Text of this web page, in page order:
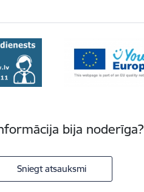
bija noderīga?
Sniegt atsauksmi